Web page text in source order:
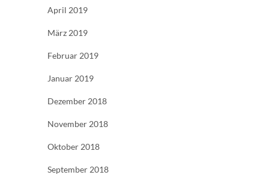
April 2019
März 2019
Februar 2019
Januar 2019
Dezember 2018
November 2018
Oktober 2018
September 2018